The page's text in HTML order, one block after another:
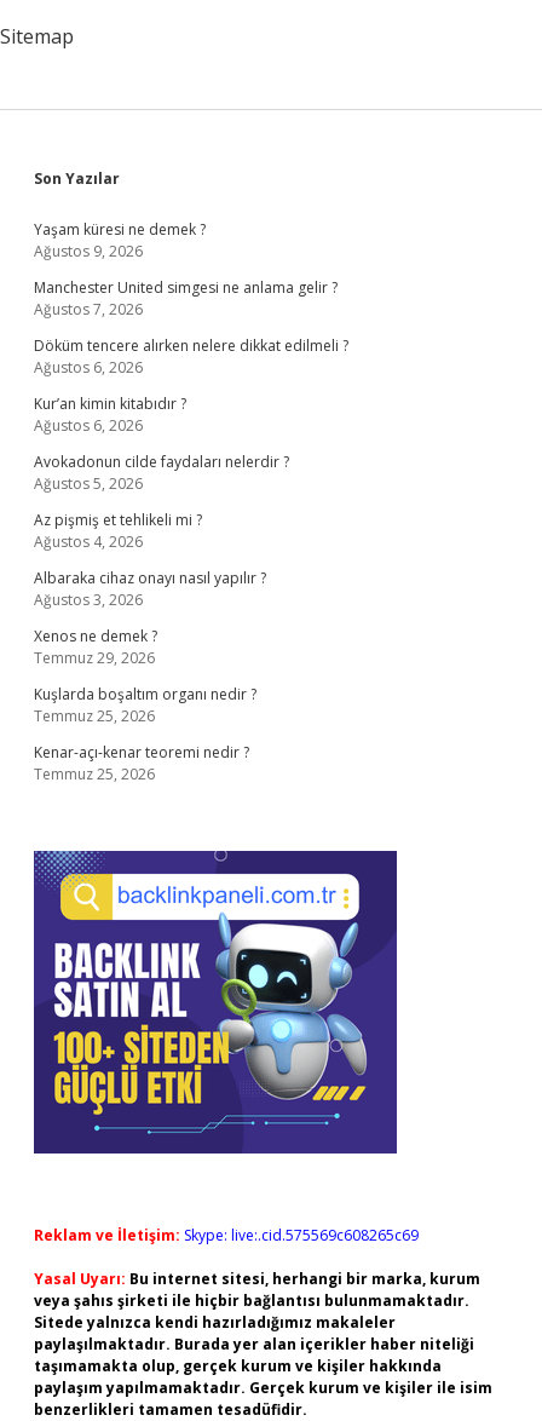
Sitemap
Sidebar
Son Yazılar
Yaşam küresi ne demek ?
Ağustos 9, 2026
Manchester United simgesi ne anlama gelir ?
Ağustos 7, 2026
Döküm tencere alırken nelere dikkat edilmeli ?
Ağustos 6, 2026
Kur’an kimin kitabıdır ?
Ağustos 6, 2026
Avokadonun cilde faydaları nelerdir ?
Ağustos 5, 2026
Az pişmiş et tehlikeli mi ?
Ağustos 4, 2026
Albaraka cihaz onayı nasıl yapılır ?
Ağustos 3, 2026
Xenos ne demek ?
Temmuz 29, 2026
Kuşlarda boşaltım organı nedir ?
Temmuz 25, 2026
Kenar-açı-kenar teoremi nedir ?
Temmuz 25, 2026
Reklam ve İletişim: Skype: live:.cid.575569c608265c69
Yasal Uyarı: Bu internet sitesi, herhangi bir marka, kurum
veya şahıs şirketi ile hiçbir bağlantısı bulunmamaktadır.
Sitede yalnızca kendi hazırladığımız makaleler
paylaşılmaktadır. Burada yer alan içerikler haber niteliği
taşımamakta olup, gerçek kurum ve kişiler hakkında
paylaşım yapılmamaktadır. Gerçek kurum ve kişiler ile isim
benzerlikleri tamamen tesadüfidir.